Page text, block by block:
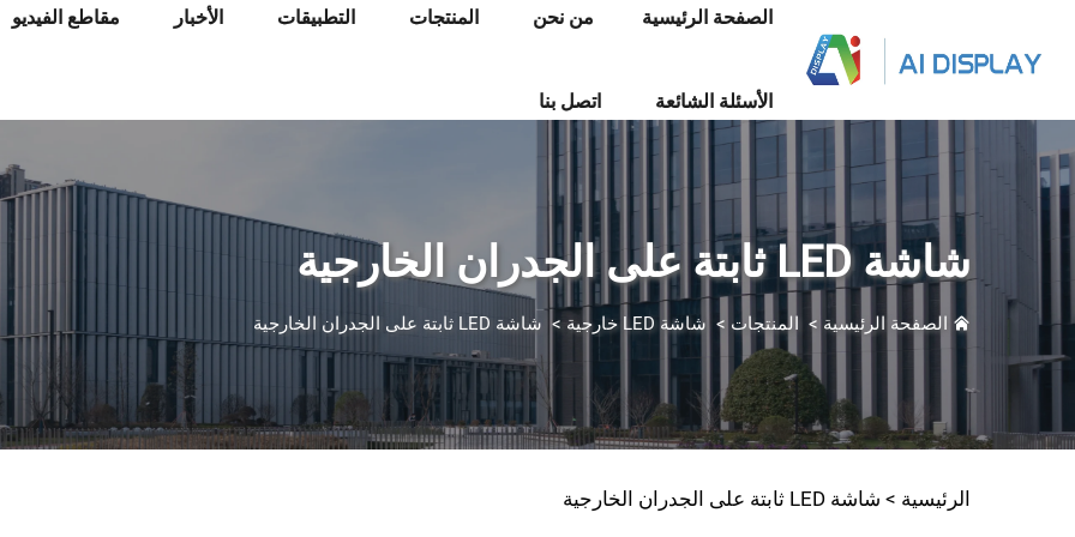
الصفحة الرئيسية من نحن المنتجات التطبيقات الأخبار مقاطع الفيديو
الأسئلة الشائعة اتصل بنا
شاشة LED ثابتة على الجدران الخارجية
الصفحة الرئيسية > المنتجات > شاشة LED خارجية > شاشة LED ثابتة على الجدران الخارجية
الرئيسية > شاشة LED ثابتة على الجدران الخارجية